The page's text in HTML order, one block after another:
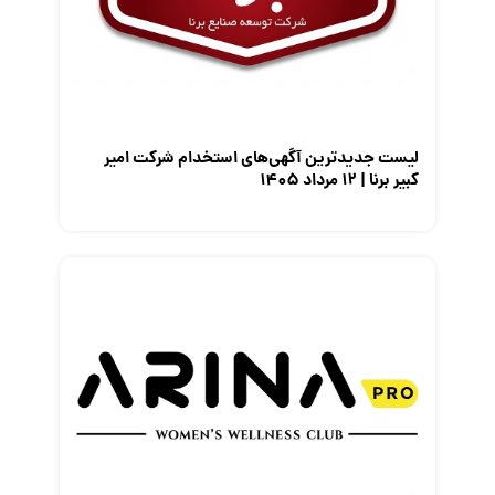
معرفی متخصصان منابع انسانی
لیست جدیدترین آگهی‌های استخدام شرکت امیر
کبیر برنا | ۱۲ مرداد ۱۴۰۵